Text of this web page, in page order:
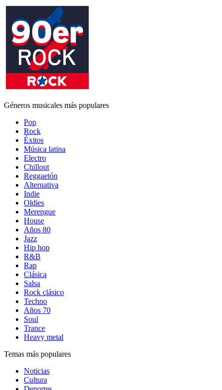
Géneros musicales más populares
Pop
Rock
Éxitos
Música latina
Electro
Chillout
Reggaetón
Alternativa
Indie
Oldies
Merengue
House
Años 80
Jazz
Hip hop
R&B
Rap
Clásica
Salsa
Rock clásico
Techno
Años 70
Soul
Trance
Heavy metal
Temas más populares
Noticias
Cultura